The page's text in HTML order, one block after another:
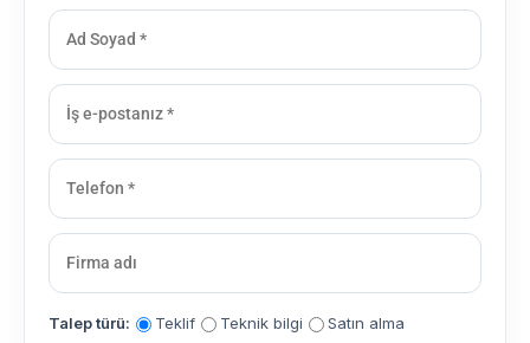
Talep türü: Teklif Teknik bilgi Satın alma